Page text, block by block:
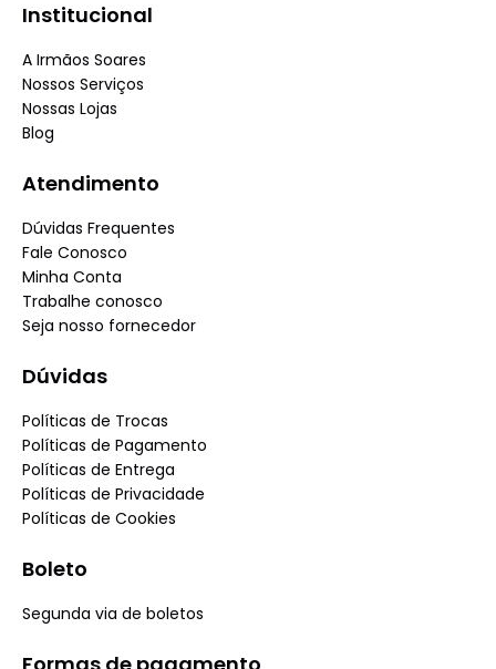
Institucional
A Irmãos Soares
Nossos Serviços
Nossas Lojas
Blog
Atendimento
Dúvidas Frequentes
Fale Conosco
Minha Conta
Trabalhe conosco
Seja nosso fornecedor
Dúvidas
Políticas de Trocas
Políticas de Pagamento
Políticas de Entrega
Políticas de Privacidade
Políticas de Cookies
Boleto
Segunda via de boletos